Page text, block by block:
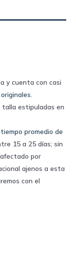
y cuenta con casi
.
talla estipuladas en
tiempo promedio de
15 a 25 días; sin
por
ajenos a esta
con el